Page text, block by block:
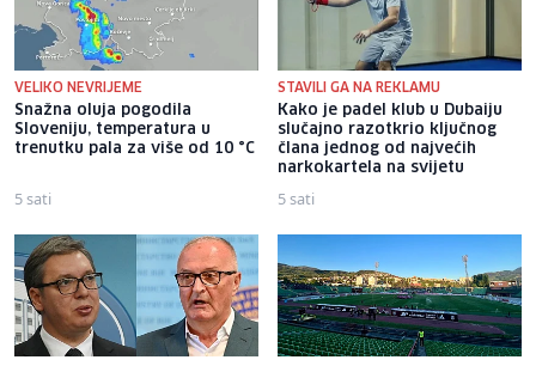
VELIKO NEVRIJEME
Snažna oluja pogodila
Sloveniju, temperatura u
trenutku pala za više od 10 °C
5 sati
STAVILI GA NA REKLAMU
Kako je padel klub u Dubaiju
slučajno razotkrio ključnog
člana jednog od najvećih
narkokartela na svijetu
5 sati